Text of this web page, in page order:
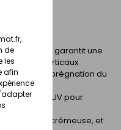
de
les
afin
WOOD® garantit une
verticaux
imprégnation du
protecteur
Anti-UV pour
crémeuse, et